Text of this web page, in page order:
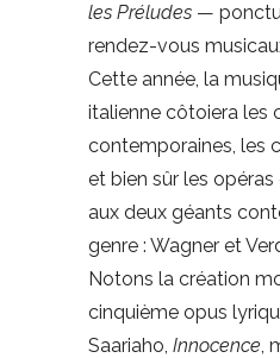
les Préludes —
rendez-vous
Cette année, la
italienne côtoiera les
contemporaines, les
et bien sûr les
aux deux géants
genre : Wagner et
Notons la création
cinquième opus
Saariaho, Innocence,